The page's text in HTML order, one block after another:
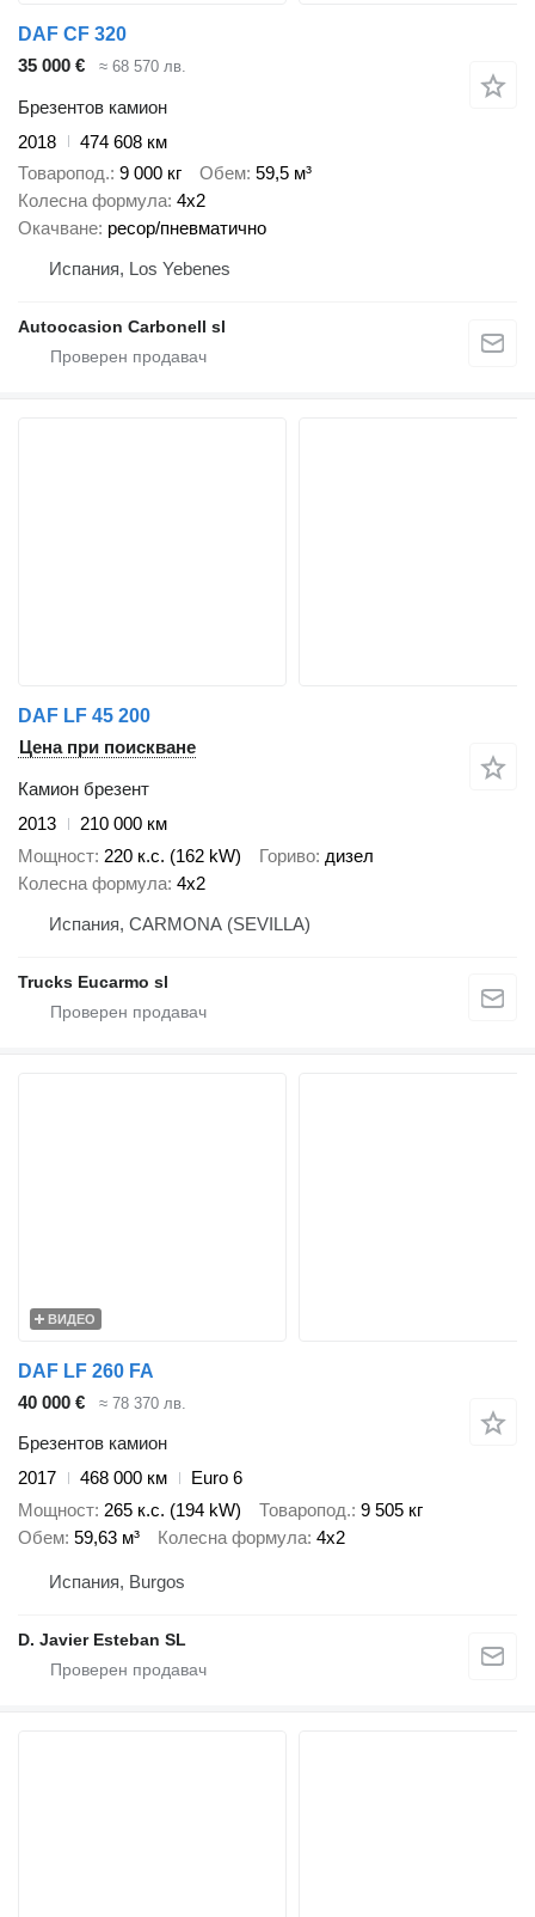
DAF CF 320
35 000 €
≈ 68 570 лв.
Брезентов камион
2018
474 608 км
Товаропод. 9 000 кг Обем 59,5 м³
Колесна формула 4x2
Окачване ресор/пневматично
Испания, Los Yebenes
Autoocasion Carbonell sl
DAF LF 45 200
Цена при поискване
Камион брезент
2013
210 000 км
Мощност 220 к.с. (162 kW) Гориво дизел
Колесна формула 4x2
Испания, CARMONA (SEVILLA)
Trucks Eucarmo sl
ВИДЕО
DAF LF 260 FA
40 000 €
≈ 78 370 лв.
Брезентов камион
2017
468 000 км
Euro 6
Мощност 265 к.с. (194 kW) Товаропод. 9 505 кг
Обем 59,63 м³ Колесна формула 4x2
Испания, Burgos
D. Javier Esteban SL